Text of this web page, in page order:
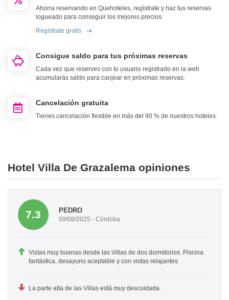
Ahorra reservando en Quehoteles, regístrate y haz tus reservas
logueado para conseguir los mejores precios.
Regístrate gratis
Consigue saldo para tus próximas reservas
Cada vez que reserves con tu usuario registrado en la web
acumularás saldo para canjear en próximas reservas.
Cancelación gratuita
Tienes cancelación flexible en más del 90 % de nuestros hoteles.
Hotel Villa De Grazalema opiniones
7.3 PEDRO
09/08/2025 - Córdoba
Vistas muy buenas desde las Villas de dos dormitorios. Piscina
fantástica, desayuno aceptable y con vistas relajantes
La parte alta de las Villas está muy descuidada.